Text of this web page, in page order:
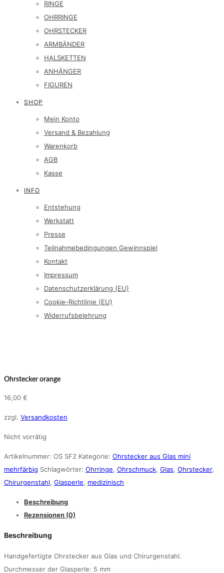
RINGE
OHRRINGE
OHRSTECKER
ARMBÄNDER
HALSKETTEN
ANHÄNGER
FIGUREN
SHOP
Mein Konto
Versand & Bezahlung
Warenkorb
AGB
Kasse
INFO
Entstehung
Werkstatt
Presse
Teilnahmebedingungen Gewinnspiel
Kontakt
Impressum
Datenschutzerklärung (EU)
Cookie-Richtlinie (EU)
Widerrufsbelehrung
Ohrstecker orange
16,00 €
zzgl. Versandkosten
Nicht vorrätig
Artikelnummer: OS SF2 Kategorie: Ohrstecker aus Glas mini
mehrfärbig Schlagwörter: Ohrringe, Ohrschmuck, Glas, Ohrstecker,
Chirurgenstahl, Glasperle, medizinisch
Beschreibung
Rezensionen (0)
Beschreibung
Handgefertigte Ohrstecker aus Glas und Chirurgenstahl.
Durchmesser der Glasperle: 5 mm